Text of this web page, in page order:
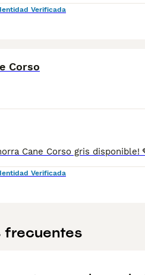
Verificada
Corso
Verificada
frecuentes